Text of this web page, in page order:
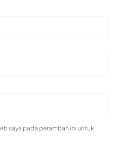
saya pada peramban ini untuk